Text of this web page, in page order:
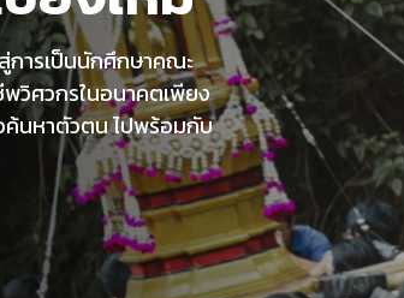
การเป็นนักศึกษาคณะ
วิศวกรในอนาคตเพียง
ค้นหาตัวตน ไปพร้อมกับ